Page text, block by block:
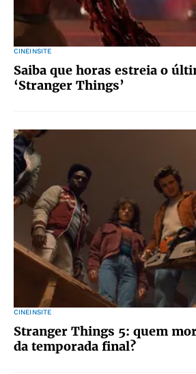
CINEINSITE
Saiba que horas estreia o
‘Stranger Things’
CINEINSITE
Stranger Things 5: quem
da temporada final?